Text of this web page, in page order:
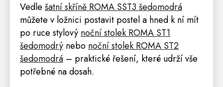
Vedle šatní skříně ROMA SST3 šedomodrá
můžete v ložnici postavit postela hned k ní mít
po ruce stylový noční stolek ROMA ST1
šedomodrý nebo noční stolek ROMA ST2
šedomodrá – praktické řešení, které udrží vše
potřebné na dosah.